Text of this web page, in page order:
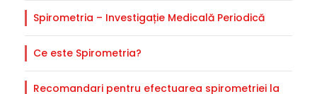
Spirometria – Investigație Medicală Periodică
Ce este Spirometria?
Recomandari pentru efectuarea spirometriei la